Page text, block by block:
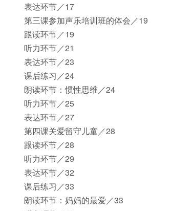
表达环节／17
第三课参加声乐培训班的体会／19
跟读环节／19
听力环节／21
表达环节／23
课后练习／24
朗读环节：惯性思维／24
听力环节／25
表达环节／27
第四课关爱留守儿童／28
跟读环节／28
听力环节／29
表达环节／32
课后练习／33
朗读环节：妈妈的最爱／33